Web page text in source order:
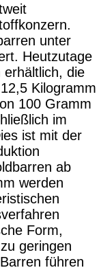
unter
Heutzutage
die
Kilogramm
100 Gramm
im
ist mit der
ab
werden
Form,
geringen
führen